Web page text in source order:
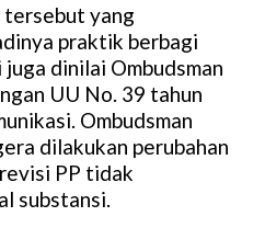
tersebut yang
praktik berbagi
dinilai Ombudsman
UU No. 39 tahun
Ombudsman
dilakukan perubahan
PP tidak
substansi.